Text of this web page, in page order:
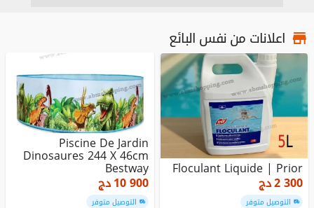
اعلانات من نفس البائع
Floculant Liquide | Prior
2 300دج
التوصيل متوفر
Piscine De Jardin
Dinosaures 244 X 46cm
Bestway
10 900دج
التوصيل متوفر